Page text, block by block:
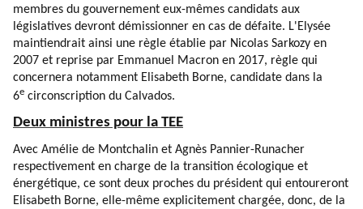
membres du gouvernement eux-mêmes candidats aux
législatives devront démissionner en cas de défaite. L'Elysée
maintiendrait ainsi une règle établie par Nicolas Sarkozy en
2007 et reprise par Emmanuel Macron en 2017, règle qui
concernera notamment Elisabeth Borne, candidate dans la
6e circonscription du Calvados.
Deux ministres pour la TEE
Avec Amélie de Montchalin et Agnès Pannier-Runacher
respectivement en charge de la transition écologique et
énergétique, ce sont deux proches du président qui entoureront
Elisabeth Borne, elle-même explicitement chargée, donc, de la